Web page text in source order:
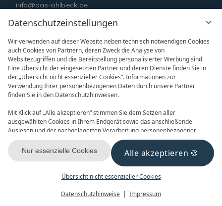
Datenschutzeinstellungen
Wir verwenden auf dieser Website neben technisch notwendigen Cookies
auch Cookies von Partnern, deren Zweck die Analyse von
Websitezugriffen und die Bereitstellung personalisierter Werbung sind.
Eine Übersicht der eingesetzten Partner und deren Dienste finden Sie in
der „Übersicht nicht essenzieller Cookies“. Informationen zur
Verwendung Ihrer personenbezogenen Daten durch unsere Partner
finden Sie in den Datenschutzhinweisen.
Mit Klick auf „Alle akzeptieren“ stimmen Sie dem Setzen aller
ausgewählten Cookies in Ihrem Endgerät sowie das anschließende
Auslesen und der nachgelagerten Verarbeitung personenbezogener
Daten (z.B. Ihrer IP-Adresse) durch uns und unseren Partnern zu. Falls
Sie damit nicht einverstanden sind, klicken Sie bitte auf „Nur essenzielle
Cookies“. Eine individuelle Auswahl können Sie unter „Übersicht nicht
essenzieller Cookies“ tätigen. Sie können Ihre Auswahl im Fußbereich
dieser Website oder in den Datenschutzhinweisen jederzeit aufrufen und
Alle akzeptieren
Nur essenzielle Cookies
Übersicht nicht essenzieller Cookies
Datenschutzhinweise Impressum
GutscheineBuchen
info@das-ahlbeck.de
ONLINE BUCHEN ANFRAGEN
GUTSCHEINE NEWSLETTER